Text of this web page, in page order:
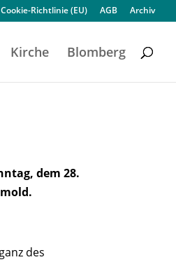
Cookie-Richtlinie (EU) AGB Archiv
Kirche Blomberg
dem 28.
des